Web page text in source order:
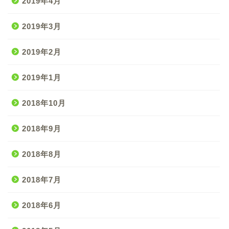
2019年3月
2019年2月
2019年1月
2018年10月
2018年9月
2018年8月
2018年7月
2018年6月